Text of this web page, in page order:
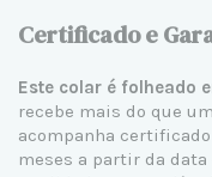
Certificado e
Este colar é folheado
recebe mais do que
acompanha
meses a partir da